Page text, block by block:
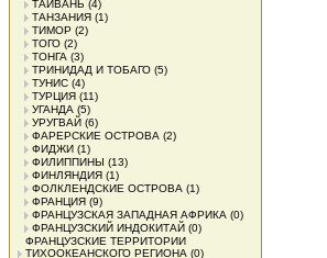
ТАЙВАНЬ (4)
ТАНЗАНИЯ (1)
ТИМОР (2)
ТОГО (2)
ТОНГА (3)
ТРИНИДАД И ТОБАГО (5)
ТУНИС (4)
ТУРЦИЯ (11)
УГАНДА (5)
УРУГВАЙ (6)
ФАРЕРСКИЕ ОСТРОВА (2)
ФИДЖИ (1)
ФИЛИППИНЫ (13)
ФИНЛЯНДИЯ (1)
ФОЛКЛЕНДСКИЕ ОСТРОВА (1)
ФРАНЦИЯ (9)
ФРАНЦУЗСКАЯ ЗАПАДНАЯ АФРИКА (0)
ФРАНЦУЗСКИЙ ИНДОКИТАЙ (0)
ФРАНЦУЗСКИЕ ТЕРРИТОРИИ
ТИХООКЕАНСКОГО РЕГИОНА (0)